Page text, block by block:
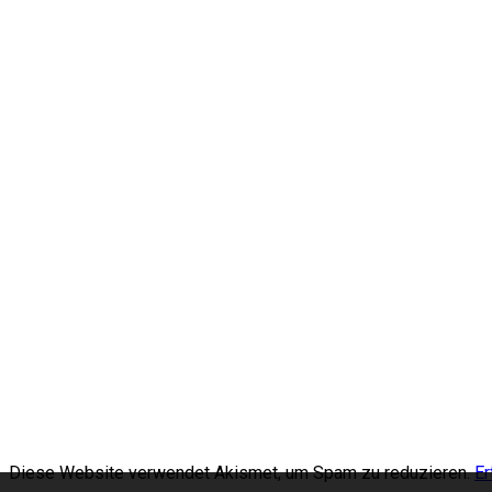
Diese Website verwendet Akismet, um Spam zu reduzieren.